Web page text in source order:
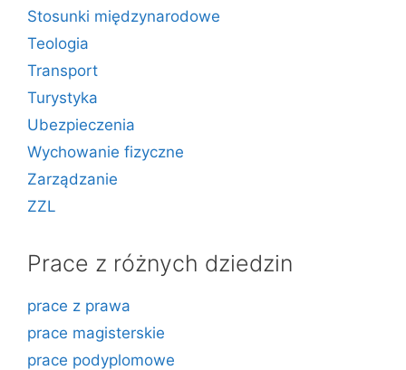
Stosunki międzynarodowe
Teologia
Transport
Turystyka
Ubezpieczenia
Wychowanie fizyczne
Zarządzanie
ZZL
Prace z różnych dziedzin
prace z prawa
prace magisterskie
prace podyplomowe